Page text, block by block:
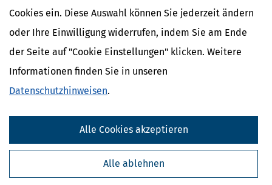
Cookies ein. Diese Auswahl können Sie jederzeit ändern
oder Ihre Einwilligung widerrufen, indem Sie am Ende
der Seite auf "Cookie Einstellungen" klicken. Weitere
Informationen finden Sie in unseren
Datenschutzhinweisen.
Alle ablehnen
Alle Cookies akzeptieren
Rentenkommission & Rentenreform 2026: Empfehlungen